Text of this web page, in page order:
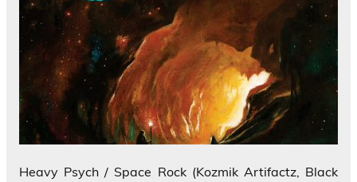
Heavy Psych / Space Rock (Kozmik Artifactz, Black